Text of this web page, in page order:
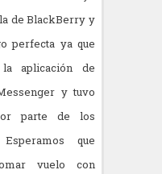
de BlackBerry y
perfecta ya que
aplicación de
y tuvo
parte de los
que
vuelo con